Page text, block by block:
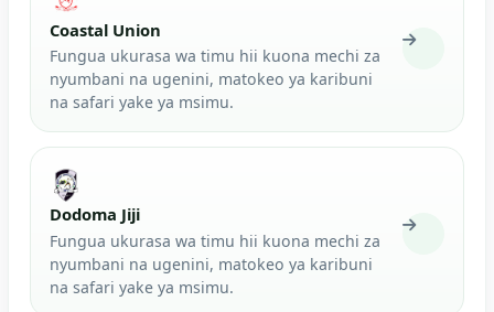
Coastal Union
Fungua ukurasa wa timu hii kuona mechi za
nyumbani na ugenini, matokeo ya karibuni
na safari yake ya msimu.
Dodoma Jiji
Fungua ukurasa wa timu hii kuona mechi za
nyumbani na ugenini, matokeo ya karibuni
na safari yake ya msimu.